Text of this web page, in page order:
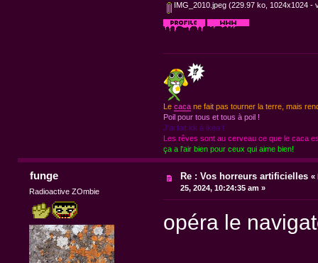
IMG_2010.jpeg (229.97 ko, 1024x1024 -
Le cacane fait pas tourner la terre, mais
Poil pour tous et tous à poil !
J'ai fait kk à ikea !
Les rêves sont au cerveau ce que le caca
ça a l'air bien pour ceux qui aime bien!
funge
Radioactive ZOmbie
Re : Vos horreurs artificielles «
25, 2024, 10:24:35 am »
opéra le